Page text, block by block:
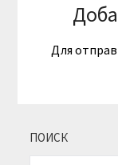
Для
ПОИСК